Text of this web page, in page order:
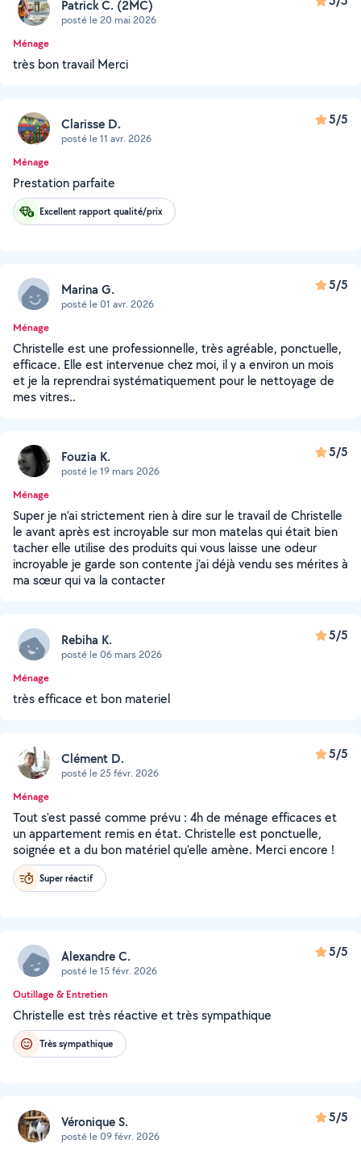
Patrick C. (2MC)
posté le 20 mai 2026
Ménage
très bon travail Merci
Clarisse D.
posté le 11 avr. 2026
5/5
Ménage
Prestation parfaite
Excellent rapport qualité/prix
Marina G.
posté le 01 avr. 2026
5/5
Ménage
Christelle est une professionnelle, très agréable, ponctuelle,
efficace. Elle est intervenue chez moi, il y a environ un mois
et je la reprendrai systématiquement pour le nettoyage de
mes vitres..
Fouzia K.
posté le 19 mars 2026
5/5
Ménage
Super je n’ai strictement rien à dire sur le travail de Christelle
le avant après est incroyable sur mon matelas qui était bien
tacher elle utilise des produits qui vous laisse une odeur
incroyable je garde son contente j’ai déjà vendu ses mérites à
ma sœur qui va la contacter
Rebiha K.
posté le 06 mars 2026
5/5
Ménage
très efficace et bon materiel
Clément D.
posté le 25 févr. 2026
5/5
Ménage
Tout s'est passé comme prévu : 4h de ménage efficaces et
un appartement remis en état. Christelle est ponctuelle,
soignée et a du bon matériel qu'elle amène. Merci encore !
Super réactif
Alexandre C.
posté le 15 févr. 2026
5/5
Outillage & Entretien
Christelle est très réactive et très sympathique
Très sympathique
Véronique S.
posté le 09 févr. 2026
5/5